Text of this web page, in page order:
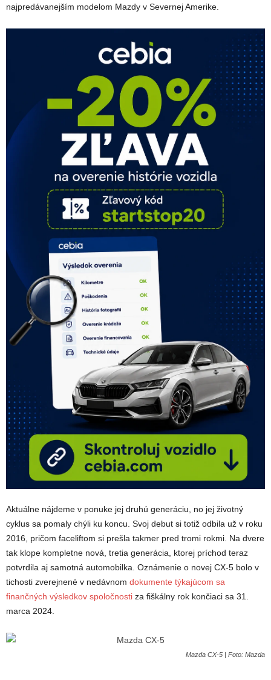
najpredávanejším modelom Mazdy v Severnej Amerike.
Aktuálne nájdeme v ponuke jej druhú generáciu, no jej životný
cyklus sa pomaly chýli ku koncu. Svoj debut si totiž odbila už v roku
2016, pričom faceliftom si prešla takmer pred tromi rokmi. Na dvere
tak klope kompletne nová, tretia generácia, ktorej príchod teraz
potvrdila aj samotná automobilka. Oznámenie o novej CX-5 bolo v
tichosti zverejnené v nedávnom dokumente týkajúcom sa
finančných výsledkov spoločnosti za fiškálny rok končiaci sa 31.
marca 2024.
Mazda CX-5 | Foto: Mazda